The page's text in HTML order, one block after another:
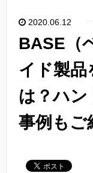
2020.06.12
BASE（
イド製品
は？ハ
事例もご